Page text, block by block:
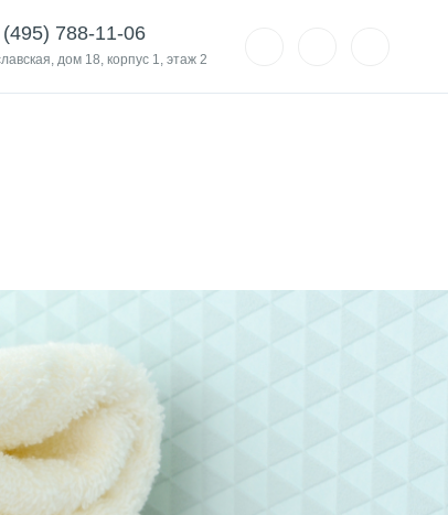
788-11-06
дом 18, корпус 1, этаж 2